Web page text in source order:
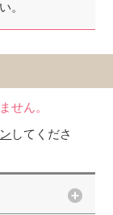
。
せん。
してくださ